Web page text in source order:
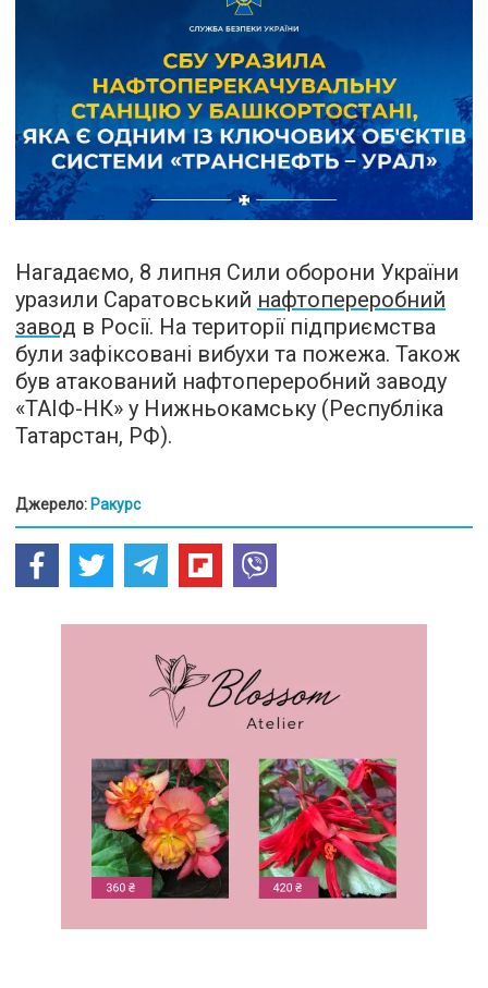
Нагадаємо, 8 липня Сили оборони України
уразили Саратовський нафтопереробний
завод в Росії. На території підприємства
були зафіксовані вибухи та пожежа. Також
був атакований нафтопереробний заводу
«ТАІФ-НК» у Нижньокамську (Республіка
Татарстан, РФ).
Джерело: Ракурс